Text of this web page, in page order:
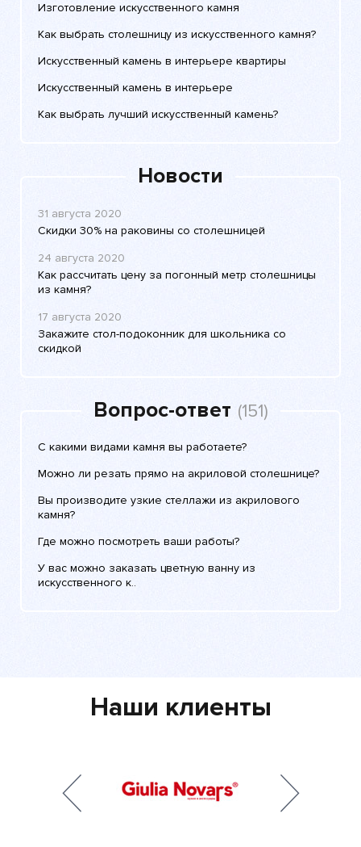
Изготовление искусственного камня
Как выбрать столешницу из искусственного камня?
Искусственный камень в интерьере квартиры
Искусственный камень в интерьере
Как выбрать лучший искусственный камень?
Новости
31 августа 2020
Скидки 30% на раковины со столешницей
24 августа 2020
Как рассчитать цену за погонный метр столешницы
из камня?
17 августа 2020
Закажите стол-подоконник для школьника со
скидкой
Вопрос-ответ (151)
С какими видами камня вы работаете?
Можно ли резать прямо на акриловой столешнице?
Вы производите узкие стеллажи из акрилового
камня?
Где можно посмотреть ваши работы?
У вас можно заказать цветную ванну из
искусственного к..
Наши клиенты